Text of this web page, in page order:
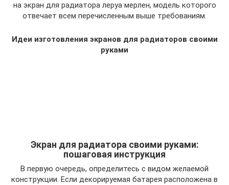
на экран для радиатора леруа мерлен, модель которого
отвечает всем перечисленным выше требованиям.
Идеи изготовления экранов для радиаторов своими
руками
Экран для радиатора своими руками:
пошаговая инструкция
В первую очередь, определитесь с видом желаемой
конструкции. Если декорируемая батарея расположена в